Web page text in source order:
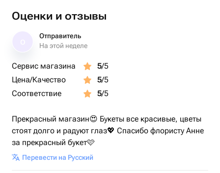
МЫ ГАРАНТИРУЕМ ВАМ:
- Быструю и надежную доставку
- Фотоотчёт до отправки
📍Если не знаете, где находится получатель - возьмём
адресу.
🤫 Можем организовать анонимную доставку
(получатель не будет знать Вашего имени).
Оценки и отзывы
Отправитель
На этой неделе
Сервис магазина 5/5
Цена/Качество
5/5
Соответствие
5/5
Прекрасный магазин😍 Букеты все красивые, цветы
стоят долго и радуют глаз💖 Спасибо флористу Анне
за прекрасный букет🩷
Перевести на Русский